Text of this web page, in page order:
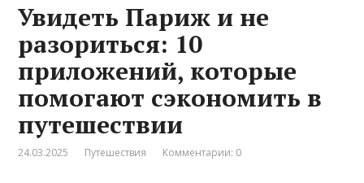
Увидеть Париж и не
разориться: 10
приложений, которые
помогают сэкономить в
путешествии
24.03.2025 Путешествия Комментарии: 0